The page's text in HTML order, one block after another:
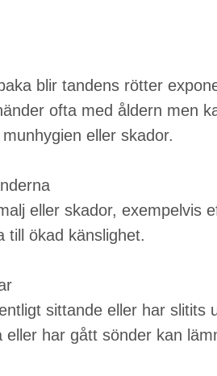
blir tandens rötter
ofta med åldern men
eller skador.
eller skador, exempelvis
till ökad känslighet.
sittande eller har slitits
eller har gått sönder kan